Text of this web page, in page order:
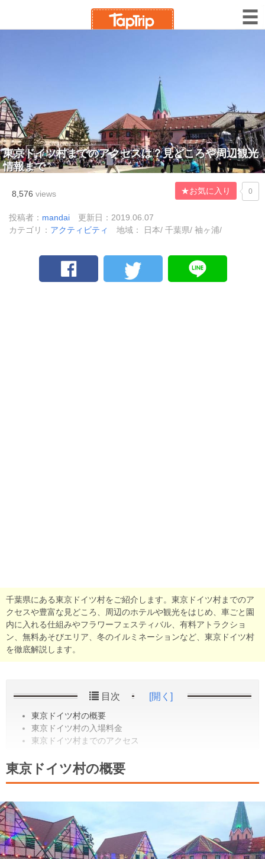
東京ドイツ村までのアクセスは？見どころや周辺観光
情報まで
8,576 views ★お気に入り 0
投稿者： mandai
更新日：2019.06.07
カテゴリ： アクティビティ 地域： 日本/ 千葉県/ 袖ヶ浦/
千葉県にある東京ドイツ村をご紹介します。東京ドイツ村までのア
クセスや豊富な見どころ、周辺のホテルや観光をはじめ、車ごと園
内に入れる仕組みやフラワーフェスティバル、有料アトラクショ
ン、無料あそびエリア、冬のイルミネーションなど、東京ドイツ村
を徹底解説します。
目次 [開く]
東京ドイツ村の概要
東京ドイツ村の入場料金
東京ドイツ村までのアクセス
東京ドイツ村の概要